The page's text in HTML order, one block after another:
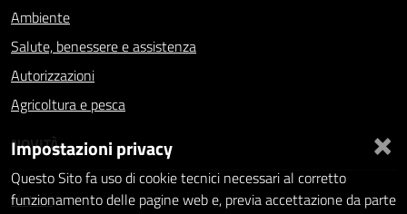
Ambiente
Salute, benessere e assistenza
Autorizzazioni
Agricoltura e pesca
NOVITÀ
Notizie
×
Impostazioni privacy
Questo Sito fa uso di cookie tecnici necessari al corretto
funzionamento delle pagine web e, previa accettazione da parte